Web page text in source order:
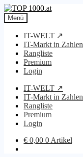
Zur
Navigation
springen
Zum
Inhalt
springen
Menü
IT-WELT ↗
IT-Markt in Zahlen
Rangliste
Premium
Login
IT-WELT ↗
IT-Markt in Zahlen
Rangliste
Premium
Login
€ 0,00 0 Artikel